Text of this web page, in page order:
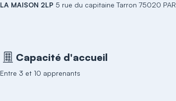
LA MAISON 2LP 5 rue du capitaine Tarron 75020
Capacité d'accueil
Entre 3 et 10 apprenants